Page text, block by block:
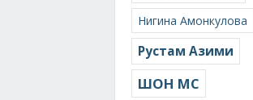
Нигина Амонкулова
Рустам Азими
ШОН МС